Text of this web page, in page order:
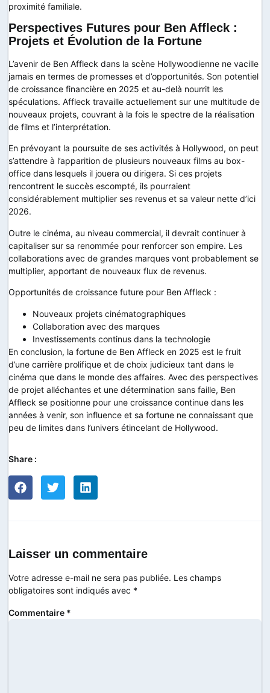
proximité familiale.
Perspectives Futures pour Ben Affleck :
Projets et Évolution de la Fortune
L’avenir de Ben Affleck dans la scène Hollywoodienne ne vacille
jamais en termes de promesses et d’opportunités. Son potentiel
de croissance financière en 2025 et au-delà nourrit les
spéculations. Affleck travaille actuellement sur une multitude de
nouveaux projets, couvrant à la fois le spectre de la réalisation
de films et l’interprétation.
En prévoyant la poursuite de ses activités à Hollywood, on peut
s’attendre à l’apparition de plusieurs nouveaux films au box-
office dans lesquels il jouera ou dirigera. Si ces projets
rencontrent le succès escompté, ils pourraient
considérablement multiplier ses revenus et sa valeur nette d’ici
2026.
Outre le cinéma, au niveau commercial, il devrait continuer à
capitaliser sur sa renommée pour renforcer son empire. Les
collaborations avec de grandes marques vont probablement se
multiplier, apportant de nouveaux flux de revenus.
Opportunités de croissance future pour Ben Affleck :
Nouveaux projets cinématographiques
Collaboration avec des marques
Investissements continus dans la technologie
En conclusion, la fortune de Ben Affleck en 2025 est le fruit
d’une carrière prolifique et de choix judicieux tant dans le
cinéma que dans le monde des affaires. Avec des perspectives
de projet alléchantes et une détermination sans faille, Ben
Affleck se positionne pour une croissance continue dans les
années à venir, son influence et sa fortune ne connaissant que
peu de limites dans l’univers étincelant de Hollywood.
Share :
Laisser un commentaire
Votre adresse e-mail ne sera pas publiée. Les champs
obligatoires sont indiqués avec *
Commentaire *